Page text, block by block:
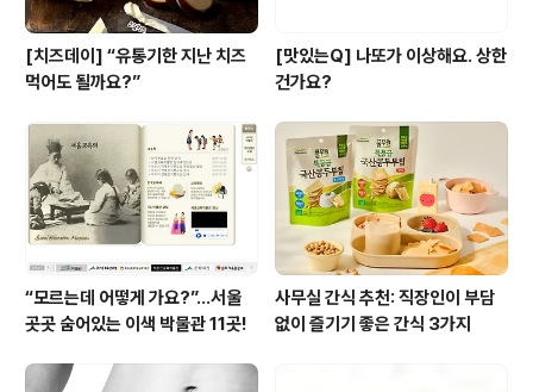
[치즈데이] “유통기한 지난 치즈
먹어도 될까요?”
[맛있는Q] 나또가 이상해요. 상한
건가요?
“모르는데 어떻게 가요?”...서울
곳곳 숨어있는 이색 박물관 11곳!
사무실 간식 추천: 직장인이 부담
없이 즐기기 좋은 간식 3가지